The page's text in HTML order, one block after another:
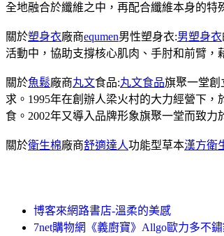
全地融合於纖維之中，再配合纖維本身的特
關於塑身衣廠商equmen男性塑身衣:男塑身衣
活動中，協助支撐核心肌肉、手肘和前臂，
關於魚鬆廠商丸文食品:丸文食品旗聚一堂創
求。1995年在創辦人梁火村的大力經營下
食。2002年又導入品牌形象旗聚一堂而致力
關於衛生棉廠商舒適達人功能型草本漢方衛
博客來網路書店-溫柔的美感
7net購物網《義廚寶》Allgo歐力多不